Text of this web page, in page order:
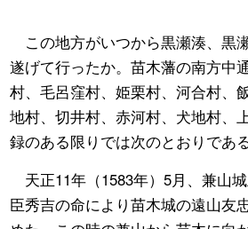
この地方がいつから黒瀬湊、黒
遂げて行ったか。苗木藩の南方中
村、毛呂窪村、姫栗村、河合村、
地村、切井村、赤河村、犬地村、
録のある限りでは次のとおりである
天正11年（1583年）5月、兼山
臣秀吉の命により苗木城の遠山友